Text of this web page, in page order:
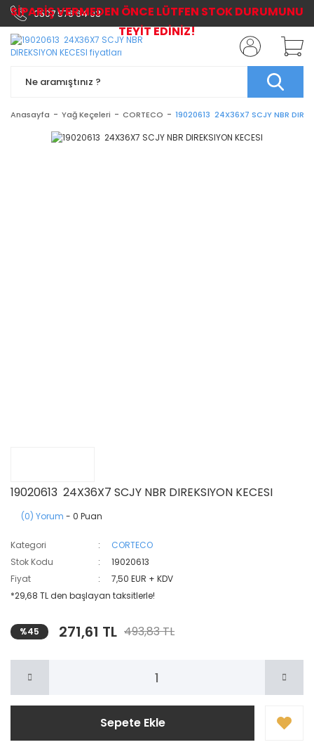
0507 576 64 03
Anasayfa Yağ Keçeleri CORTECO 19020613 24X36X7 SCJY NBR
19020613 24X36X7 SCJY NBR DIREKSIYON KECESI
(0) Yorum - 0 Puan
Kategori
CORTECO
Stok Kodu
19020613
Fiyat
7,50 EUR + KDV
*29,68 TL den başlayan taksitlerle!
%45 271,61 TL 493,83 TL
Sepete Ekle
SİPARİŞ VERMEDEN ÖNCE LÜTFEN STOK DURUMUNU
TEYİT EDİNİZ!